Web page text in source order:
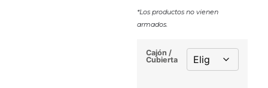
*Los productos no vienen
armados.
Cajón /
Cubierta